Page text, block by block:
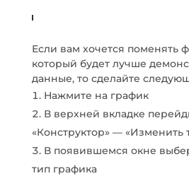
Если вам хочется поменять
который будет лучше
данные, то сделайте
Нажмите на график
В верхней вкладке
«Конструктор» — «Изменить
В появившемся окне
тип графика